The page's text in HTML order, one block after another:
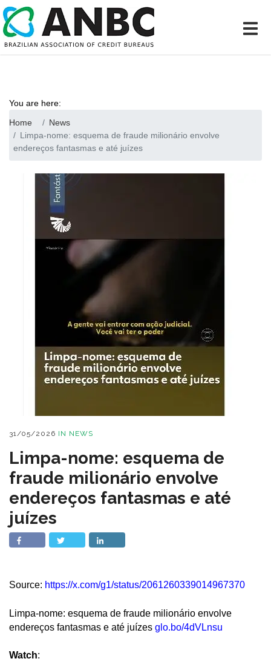
You are here:
Home
News
Limpa-nome: esquema de fraude milionário envolve
endereços fantasmas e até juízes
31/05/2026 IN NEWS
Limpa-nome: esquema de
fraude milionário envolve
endereços fantasmas e até
juízes
Source: https://x.com/g1/status/2061260339014967370
Limpa-nome: esquema de fraude milionário envolve
endereços fantasmas e até juízes glo.bo/4dVLnsu
Watch: